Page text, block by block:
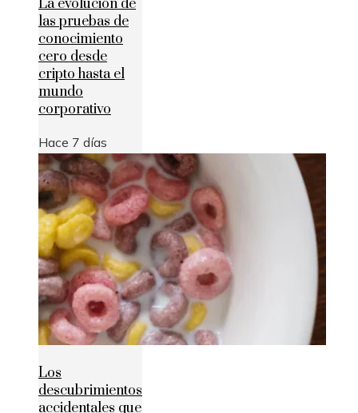
La evolución de
las pruebas de
conocimiento
cero desde
cripto hasta el
mundo
corporativo
Hace 7 días
Los
descubrimientos
accidentales que